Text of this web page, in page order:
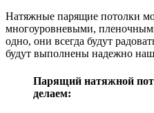
Натяжные парящие потолки
многоуровневыми,
одно, они всегда будут
будут выполнены надежно
Парящий натяжной
делаем: